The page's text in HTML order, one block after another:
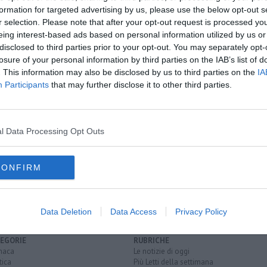
for targeted advertising by us, please use the below opt-out
selection. Please note that after your opt-out request is processed
interest-based ads based on personal information utilized by us
to third parties prior to your opt-out. You may separately
of your personal information by third parties on the IAB’s list of
This information may also be disclosed by us to third parties on the
Participants that may further disclose it to other third parties.
Data Processing Opt Outs
Data Deletion Data Access Privacy Policy
iscriviti allaNewsletter QUInews - ToscanaMedia.
nella tua casella di posta.
di funzioni pubbliche
RUBRICHE
Le notizie di oggi
Più Letti della settimana